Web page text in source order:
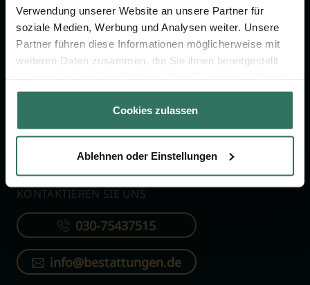
Verwendung unserer Website an unsere Partner für
soziale Medien, Werbung und Analysen weiter. Unsere
Partner führen diese Informationen möglicherweise mit
weiteren Daten zusammen, die Sie ihnen bereitgestellt
gesammelt haben.
Cookies zulassen
Ablehnen oder Einstellungen
Vergleich
Ratgeber
Verzeichnis
Für Bestatter
Online-Portal
Kostenlos registrieren
KONTAKTIEREN SIE UNS
030-75437515
info@bestattungen.de